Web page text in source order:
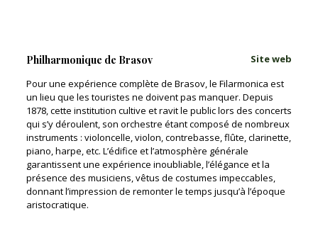
Philharmonique de Brasov
Site web
Pour une expérience complète de Brasov, le Filarmonica est
un lieu que les touristes ne doivent pas manquer. Depuis
1878, cette institution cultive et ravit le public lors des concerts
qui s’y déroulent, son orchestre étant composé de nombreux
instruments : violoncelle, violon, contrebasse, flûte, clarinette,
piano, harpe, etc. L’édifice et l’atmosphère générale
garantissent une expérience inoubliable, l’élégance et la
présence des musiciens, vêtus de costumes impeccables,
donnant l’impression de remonter le temps jusqu’à l’époque
aristocratique.